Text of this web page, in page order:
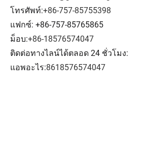
โทรศัพท์:+86-757-85755398
แฟกซ์: +86-757-85765865
ม็อบ:+86-18576574047
ติดต่อทางไลน์ได้ตลอด 24 ชั่วโมง:
แอพอะไร:8618576574047